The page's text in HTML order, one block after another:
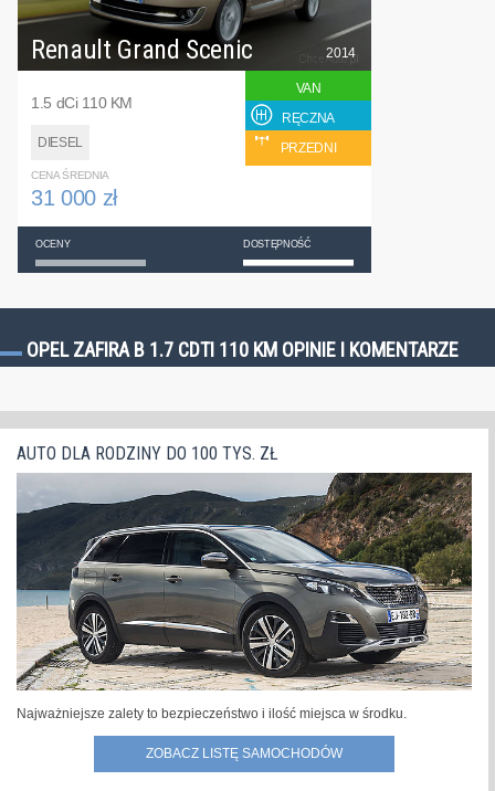
Renault Grand Scenic
1.5 dCi 110 KM
DIESEL
2014
VAN
RĘCZNA
PRZEDNI
CENA ŚREDNIA
31 000 zł
OCENY DOSTĘPNOŚĆ
OPEL ZAFIRA B 1.7 CDTI 110 KM OPINIE I KOMENTARZE
AUTO DLA RODZINY DO 100 TYS. ZŁ
Najważniejsze zalety to bezpieczeństwo i ilość miejsca w środku.
ZOBACZ LISTĘ SAMOCHODÓW